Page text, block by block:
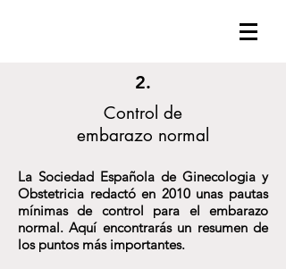
La Sociedad Española de Ginecologia y
Obstetricia redactó en 2010 unas pautas
mínimas de control para el embarazo
normal. Aquí encontrarás un resumen de
los puntos más importantes.
2.
Control de
embarazo normal